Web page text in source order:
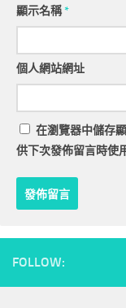
顯示名稱*
個人網站網址
在瀏覽器中儲存
供下次發佈留言時使
FOLLOW: